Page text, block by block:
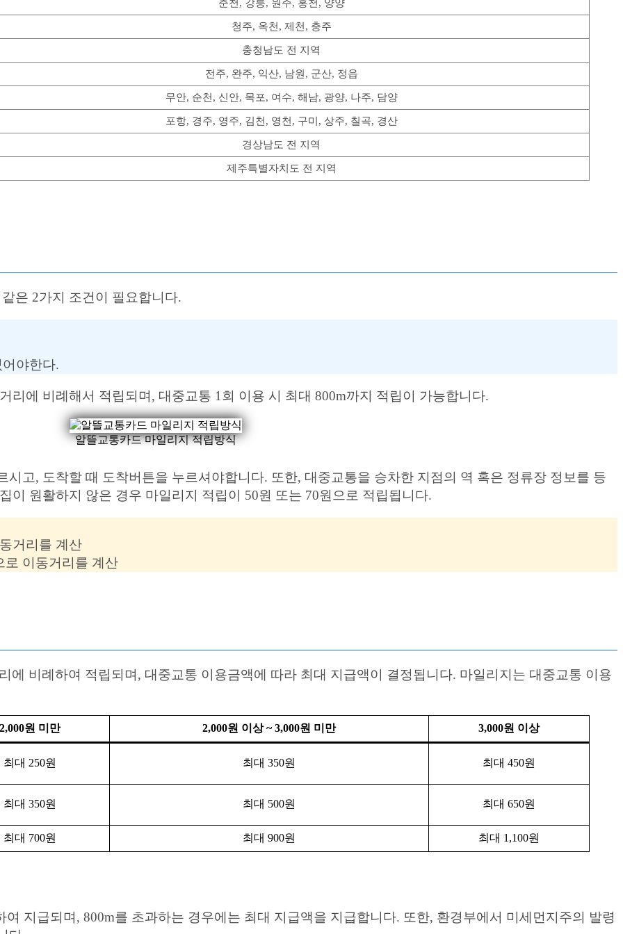
춘천, 강릉, 원주, 홍천, 양양
청주, 옥천, 제천, 충주
충청남도 전 지역
전주, 완주, 익산, 남원, 군산, 정읍
무안, 순천, 신안, 목포, 여수, 해남, 광양, 나주, 담양
포항, 경주, 영주, 김천, 영천, 구미, 상주, 칠곡, 경산
경상남도 전 지역
제주특별자치도 전 지역
은 2가지 조건이 필요합니다.
야한다.
리에 비례해서 적립되며, 대중교통 1회 이용 시 최대 800m까지 적립이 가능합니다.
알뜰교통카드 마일리지 적립방식
고, 도착할 때 도착버튼을 누르셔야합니다. 또한, 대중교통을 승차한 지점의 역 혹은 정류장 정보를 등
이 원활하지 않은 경우 마일리지 적립이 50원 또는 70원으로 적립됩니다.
거리를 계산
이동거리를 계산
에 비례하여 적립되며, 대중교통 이용금액에 따라 최대 지급액이 결정됩니다. 마일리지는 대중교통 이용
원 미만 2,000원 이상 ~ 3,000원 미만 3,000원 이상
최대 250원 최대 350원 최대 450원
최대 350원 최대 500원 최대 650원
최대 700원 최대 900원 최대 1,100원
지급되며, 800m를 초과하는 경우에는 최대 지급액을 지급합니다. 또한, 환경부에서 미세먼지주의 발령